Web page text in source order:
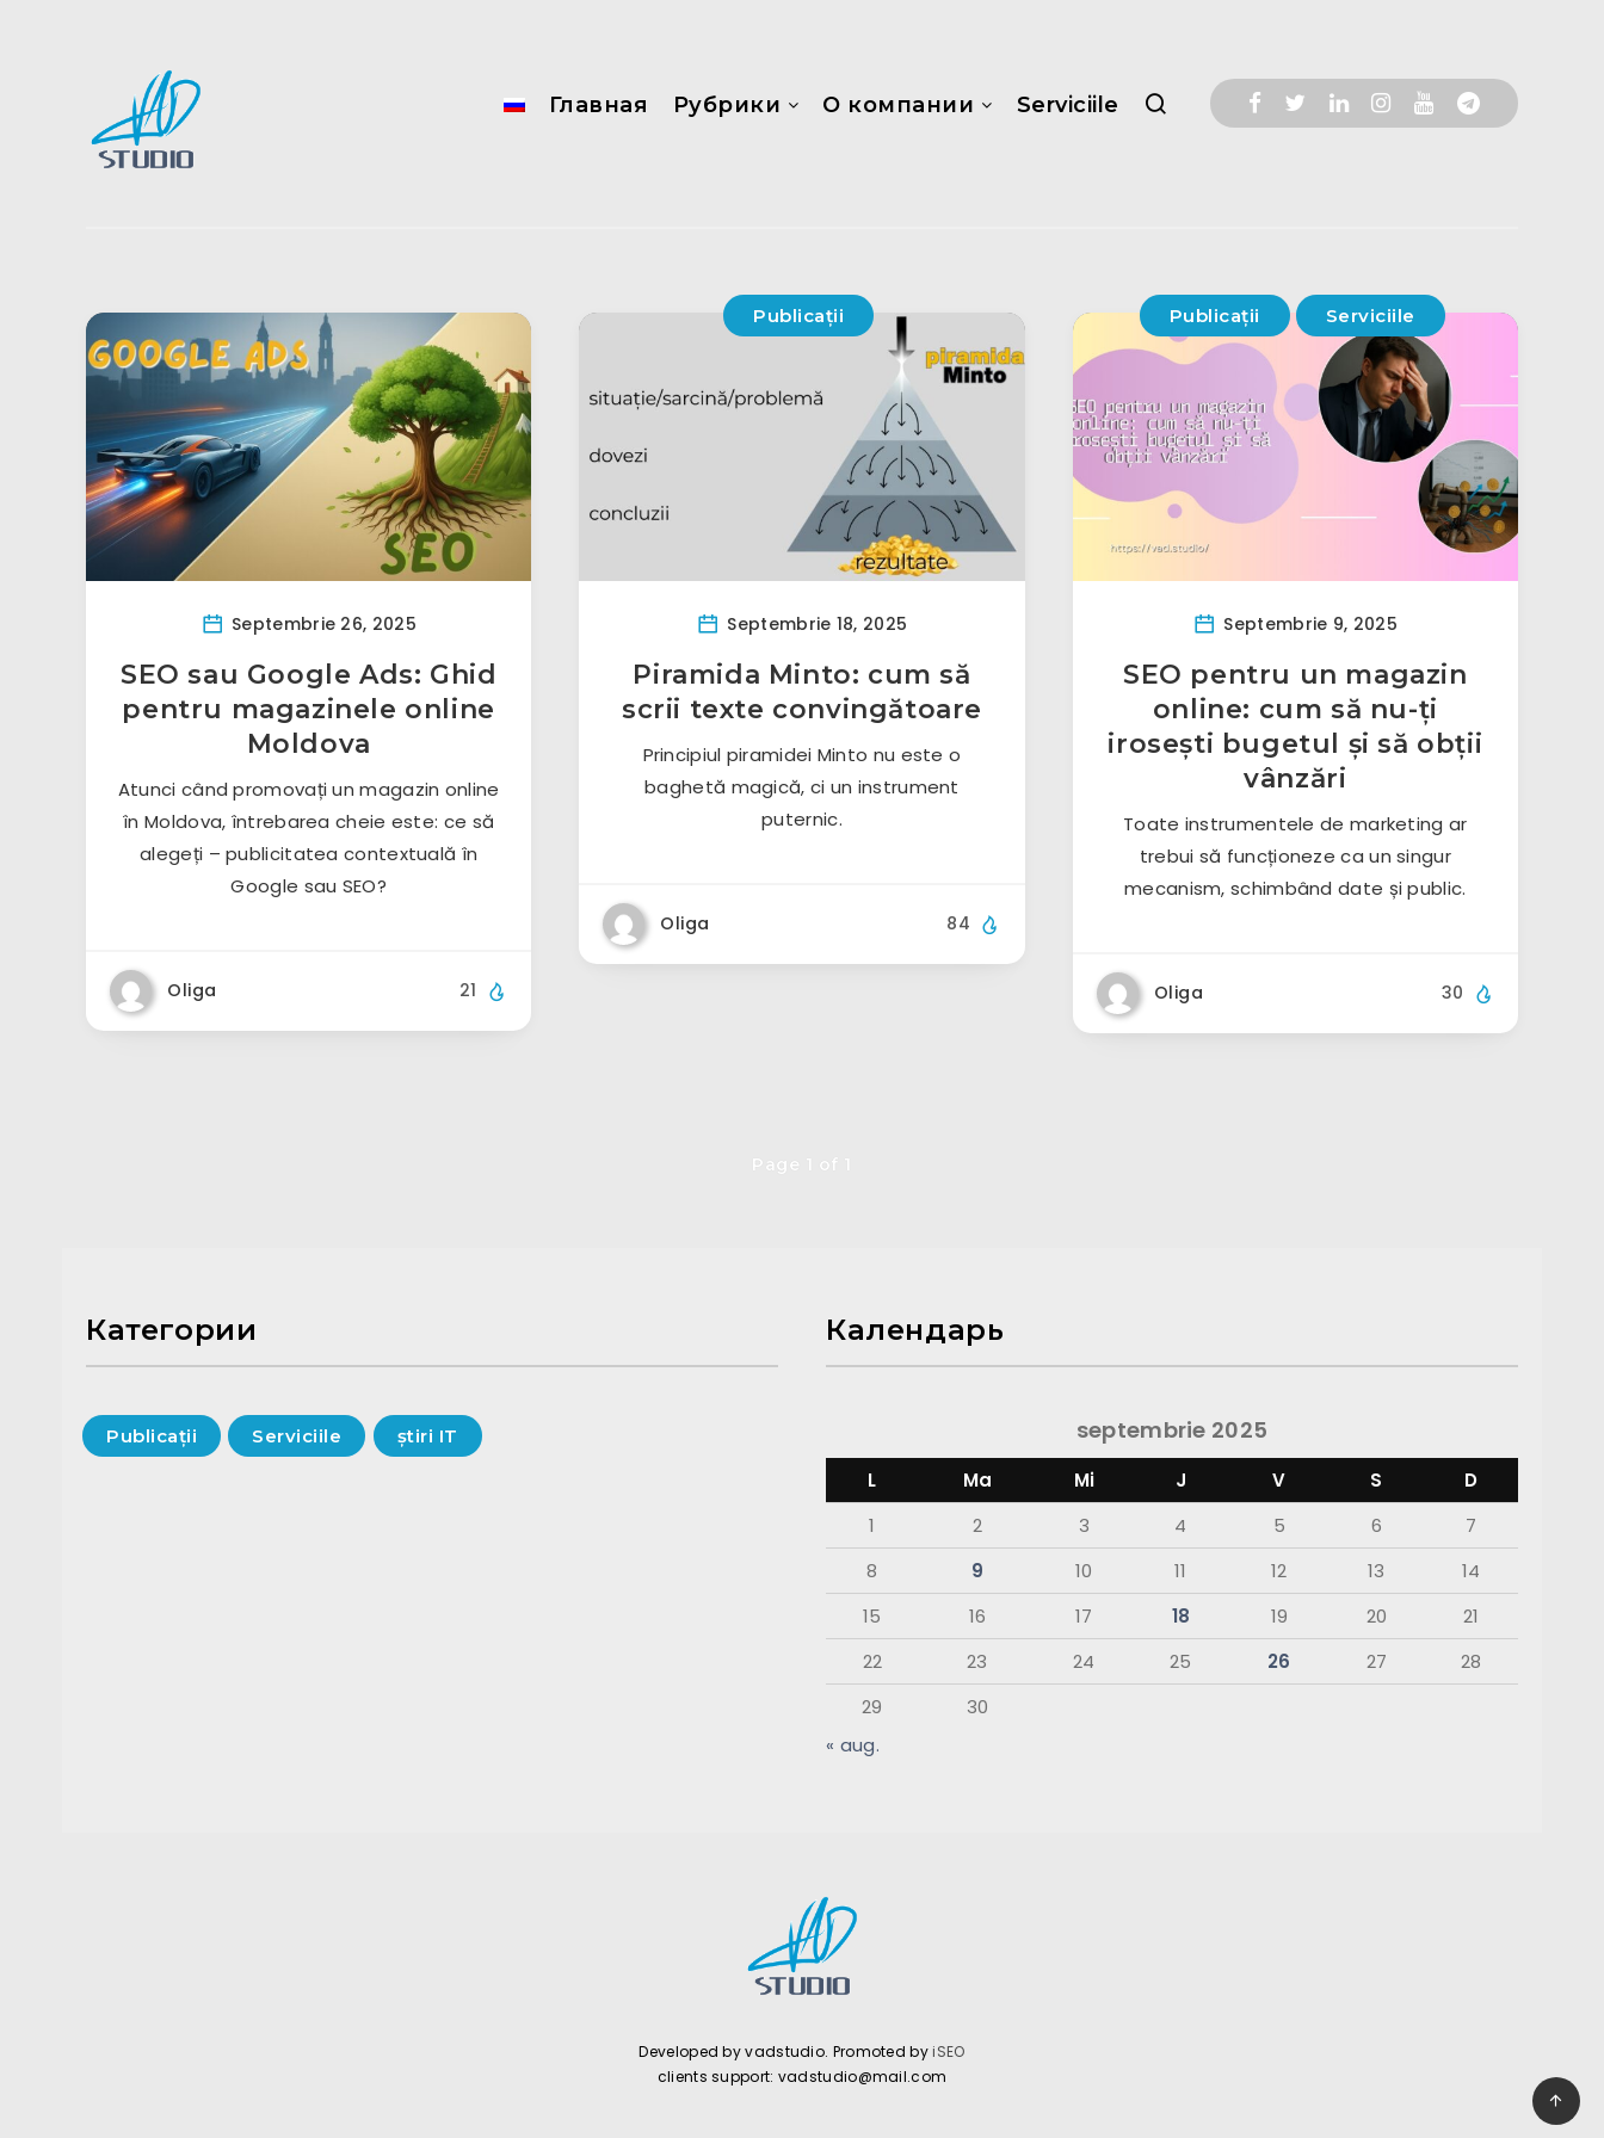
Главная Рубрики О компании Serviciile
Septembrie 26, 2025
SEO sau Google Ads: Ghid
pentru magazinele online
Moldova
Atunci când promovați un magazin online
în Moldova, întrebarea cheie este: ce să
alegeți – publicitatea contextuală în
Google sau SEO?
Oliga 21
Publicații
Septembrie 18, 2025
Piramida Minto: cum să
scrii texte convingătoare
Principiul piramidei Minto nu este o
baghetă magică, ci un instrument
puternic.
Oliga 84
Publicații Serviciile
Septembrie 9, 2025
SEO pentru un magazin
online: cum să nu-ți
irosești bugetul și să obții
vânzări
Toate instrumentele de marketing ar
trebui să funcționeze ca un singur
mecanism, schimbând date și public.
Oliga 30
Page 1 of 1
Категории
Publicații Serviciile știri IT
Календарь
septembrie 2025
L Ma Mi J V S
D
1
2 3 4 5 6
7
8
9 10 11 12 13
14
15
16 17 18 19 20
21
22
23 24 25 26 27
28
29
30
« aug.
Developed by vadstudio. Promoted by iSEO
clients support: vadstudio@mail.com